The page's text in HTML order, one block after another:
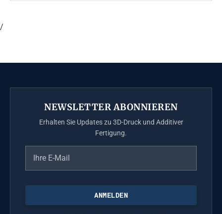
/
NEWSLETTER ABONNIEREN
Erhalten Sie Updates zu 3D-Druck und Additiver
Fertigung.